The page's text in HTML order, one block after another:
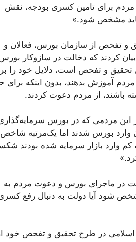
برای تامین کسری بودجه، نقش
مشخص شود.»
و تفحص از سازمان بورس، فعالان و
کردند که دخالت در سازوکار
و تفحص است، دلایل خود را
مردم آموزش بدهند، بدون اینکه برای
باشند، از مردم دعوت کردند.
این مردمی که در بورس
وارد بورس شدند اما یک‌مرتبه شاخص
کم وارد بازار سرمایه شده بودند
در ماجرای بورس و دعوت مردم به
شود آیا دولت به دنبال رفع
در طرح تحقیق و تفحص خود